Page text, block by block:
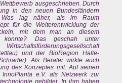
ausgeschrieben. Durch
in den neuen Bundesländern
Was lag näher, als im Raum
für die Weiterentwicklung der
mit dem man an diesem
konnte? Das geschah unter
und der BioRegion Halle-
Als Berater wirkte auch
des Konzeptes mit. Auf seinen
e.V. als Netzwerk zur
gebildet. In ihm haben